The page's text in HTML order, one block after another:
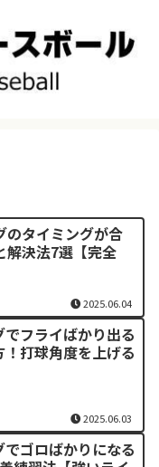
のタイミングが合
解決法7選【完全
2025.06.04
フライばかり出る
打球角度を上げる
2025.06.03
ゴロばかりになる